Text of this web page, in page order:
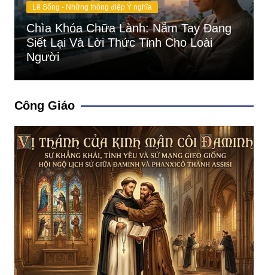
Lẽ Sống - Những thông điệp Ý nghĩa
Chìa Khóa Chữa Lành: Nắm Tay Đang
Siết Lại Và Lời Thức Tỉnh Cho Loài
Người
Công Giáo